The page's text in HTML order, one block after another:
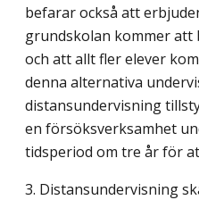
befarar också att
grundskolan kommer
och att allt fler elever
denna alternativa
distansundervisning
en försöksverksamhet
tidsperiod om tre år för
3. Distansundervisning